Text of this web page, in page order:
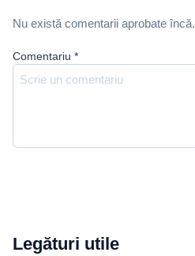
Nu există comentarii aprobate încă.
Comentariu *
Legături utile